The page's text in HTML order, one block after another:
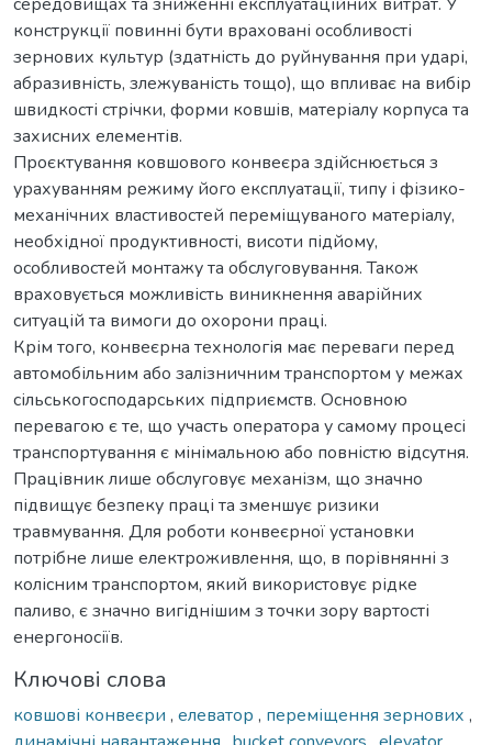
конструкції повинні бути враховані особливості
зернових культур (здатність до руйнування при ударі,
абразивність, злежуваність тощо), що впливає на вибір
швидкості стрічки, форми ковшів, матеріалу корпуса та
захисних елементів.
Проєктування ковшового конвеєра здійснюється з
урахуванням режиму його експлуатації, типу і фізико-
механічних властивостей переміщуваного матеріалу,
необхідної продуктивності, висоти підйому,
особливостей монтажу та обслуговування. Також
враховується можливість виникнення аварійних
ситуацій та вимоги до охорони праці.
Крім того, конвеєрна технологія має переваги перед
автомобільним або залізничним транспортом у межах
сільськогосподарських підприємств. Основною
перевагою є те, що участь оператора у самому процесі
транспортування є мінімальною або повністю відсутня.
Працівник лише обслуговує механізм, що значно
підвищує безпеку праці та зменшує ризики
травмування. Для роботи конвеєрної установки
потрібне лише електроживлення, що, в порівнянні з
колісним транспортом, який використовує рідке
паливо, є значно вигіднішим з точки зору вартості
енергоносіїв.
Ключові слова
ковшові конвеєри , елеватор , переміщення зернових ,